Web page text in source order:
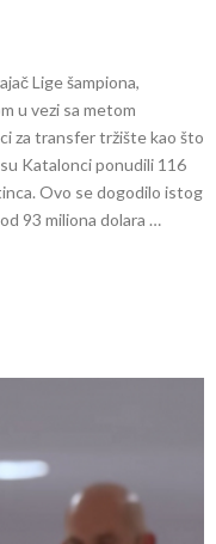
Lige šampiona,
u vezi sa metom
za transfer tržište kao što
Katalonci ponudili 116
Ovo se dogodilo istog
93 miliona dolara …